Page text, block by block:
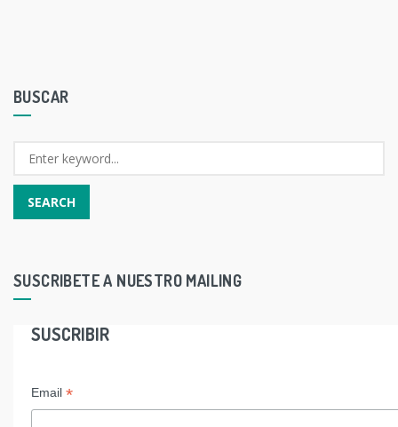
BUSCAR
SUSCRIBETE A NUESTRO MAILING
SUSCRIBIR
Email *